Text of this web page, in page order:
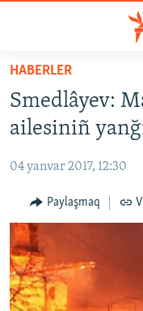
Esas
qaytmaq
Baş
qaytmaq
qaytmaq
HABERLER
SİYASET
CEMİYET
MEDENİYET
İNSAN AQLARI
VİDEO
SÜRET
HABERLER
Smedlâyev:
ailesiniñ
04 yanvar 2017, 12:30
Paylaşmaq